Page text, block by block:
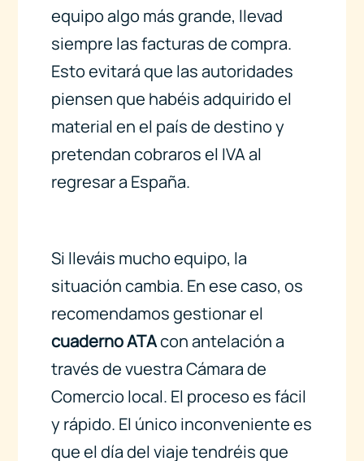
equipo algo más grande, llevad
siempre las facturas de compra.
Esto evitará que las autoridades
piensen que habéis adquirido el
material en el país de destino y
pretendan cobraros el IVA al
regresar a España.
Si lleváis mucho equipo, la
situación cambia. En ese caso, os
recomendamos gestionar el
cuaderno ATAcon antelación a
través de vuestra Cámara de
Comercio local. El proceso es fácil
y rápido. El único inconveniente es
que el día del viaje tendréis que